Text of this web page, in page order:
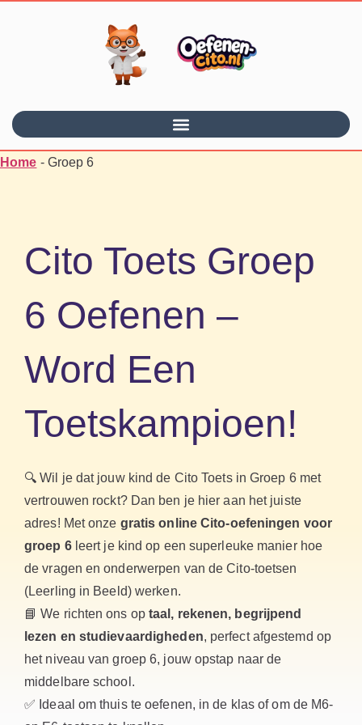
Home - Groep 6
Cito Toets Groep
6 Oefenen –
Word Een
Toetskampioen!
🔍 Wil je dat jouw kind de Cito Toets in Groep 6 met
vertrouwen rockt? Dan ben je hier aan het juiste
adres! Met onze gratis online Cito-oefeningen voor
groep 6leert je kind op een superleuke manier hoe
de vragen en onderwerpen van de Cito-toetsen
(Leerling in Beeld) werken.
📘 We richten ons op taal, rekenen, begrijpend
lezen en studievaardigheden, perfect afgestemd op
het niveau van groep 6, jouw opstap naar de
middelbare school.
✅ Ideaal om thuis te oefenen, in de klas of om de M6-